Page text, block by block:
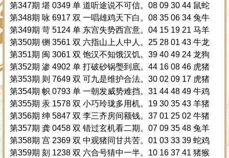
第347期 堪 0349 单 道听途说不可信。08 09 30 44 鼠蛇
第348期 咏 6917 双 一唱雄鸡天下白。08 35 06 34 兔牛
第349期 苛 5124 单 东宫失势西宫意。04 15 19 21 马羊
第350期 铡 3561 双 六指山上人中人。25 28 01 43 牛龙
第351期 闽 3061 双 饱汉不知饿汉饥。39 40 49 24 龙狗
第352期 渗 4902 单 打破砂锅璺到底。44 16 08 46 虎猪
第353期 则 7649 双 可九是维护合法。30 02 09 17 虎猪
第354期 帜 0793 单 一朝发威势难挡。31 44 48 49 牛鸡
第355期 汞 1578 双 小巧玲珑多用机。19 30 35 43 羊猪
第356期 绅 5847 双 李三齐房间额钱。37 01 25 02 牛猪
第357期 龚 0458 双 错过玄机看二期。07 09 35 48 兔羊
第358期 宫 2369 双 中观猪同甘共苦。01 03 33 39 蛇鸡
第359期 刻 1238 双 六合号猜中一半。10 16 37 41 猪猴